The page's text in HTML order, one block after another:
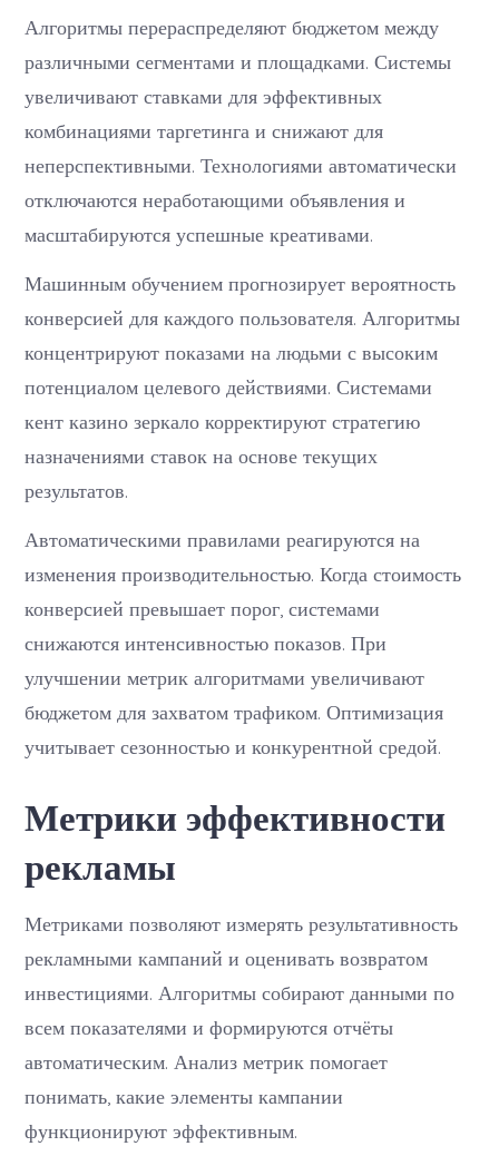
Алгоритмы перераспределяют бюджетом между
различными сегментами и площадками. Системы
увеличивают ставками для эффективных
комбинациями таргетинга и снижают для
неперспективными. Технологиями автоматически
отключаются неработающими объявления и
масштабируются успешные креативами.
Машинным обучением прогнозирует вероятность
конверсией для каждого пользователя. Алгоритмы
концентрируют показами на людьми с высоким
потенциалом целевого действиями. Системами
кент казино зеркало корректируют стратегию
назначениями ставок на основе текущих
результатов.
Автоматическими правилами реагируются на
изменения производительностью. Когда стоимость
конверсией превышает порог, системами
снижаются интенсивностью показов. При
улучшении метрик алгоритмами увеличивают
бюджетом для захватом трафиком. Оптимизация
учитывает сезонностью и конкурентной средой.
Метрики эффективности
рекламы
Метриками позволяют измерять результативность
рекламными кампаний и оценивать возвратом
инвестициями. Алгоритмы собирают данными по
всем показателями и формируются отчёты
автоматическим. Анализ метрик помогает
понимать, какие элементы кампании
функционируют эффективным.